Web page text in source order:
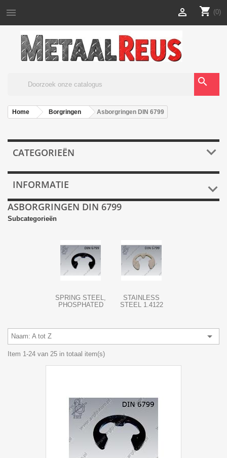
 shopping_cart (0)

search
Home Borgringen Asborgringen DIN 6799
CATEGORIEËN 
INFORMATIE 
ASBORGRINGEN DIN 6799
Subcategorieën
SPRING STEEL,
PHOSPHATED
STAINLESS
STEEL 1.4122
Naam: A tot Z 
Item 1-24 van 25 in totaal item(s)